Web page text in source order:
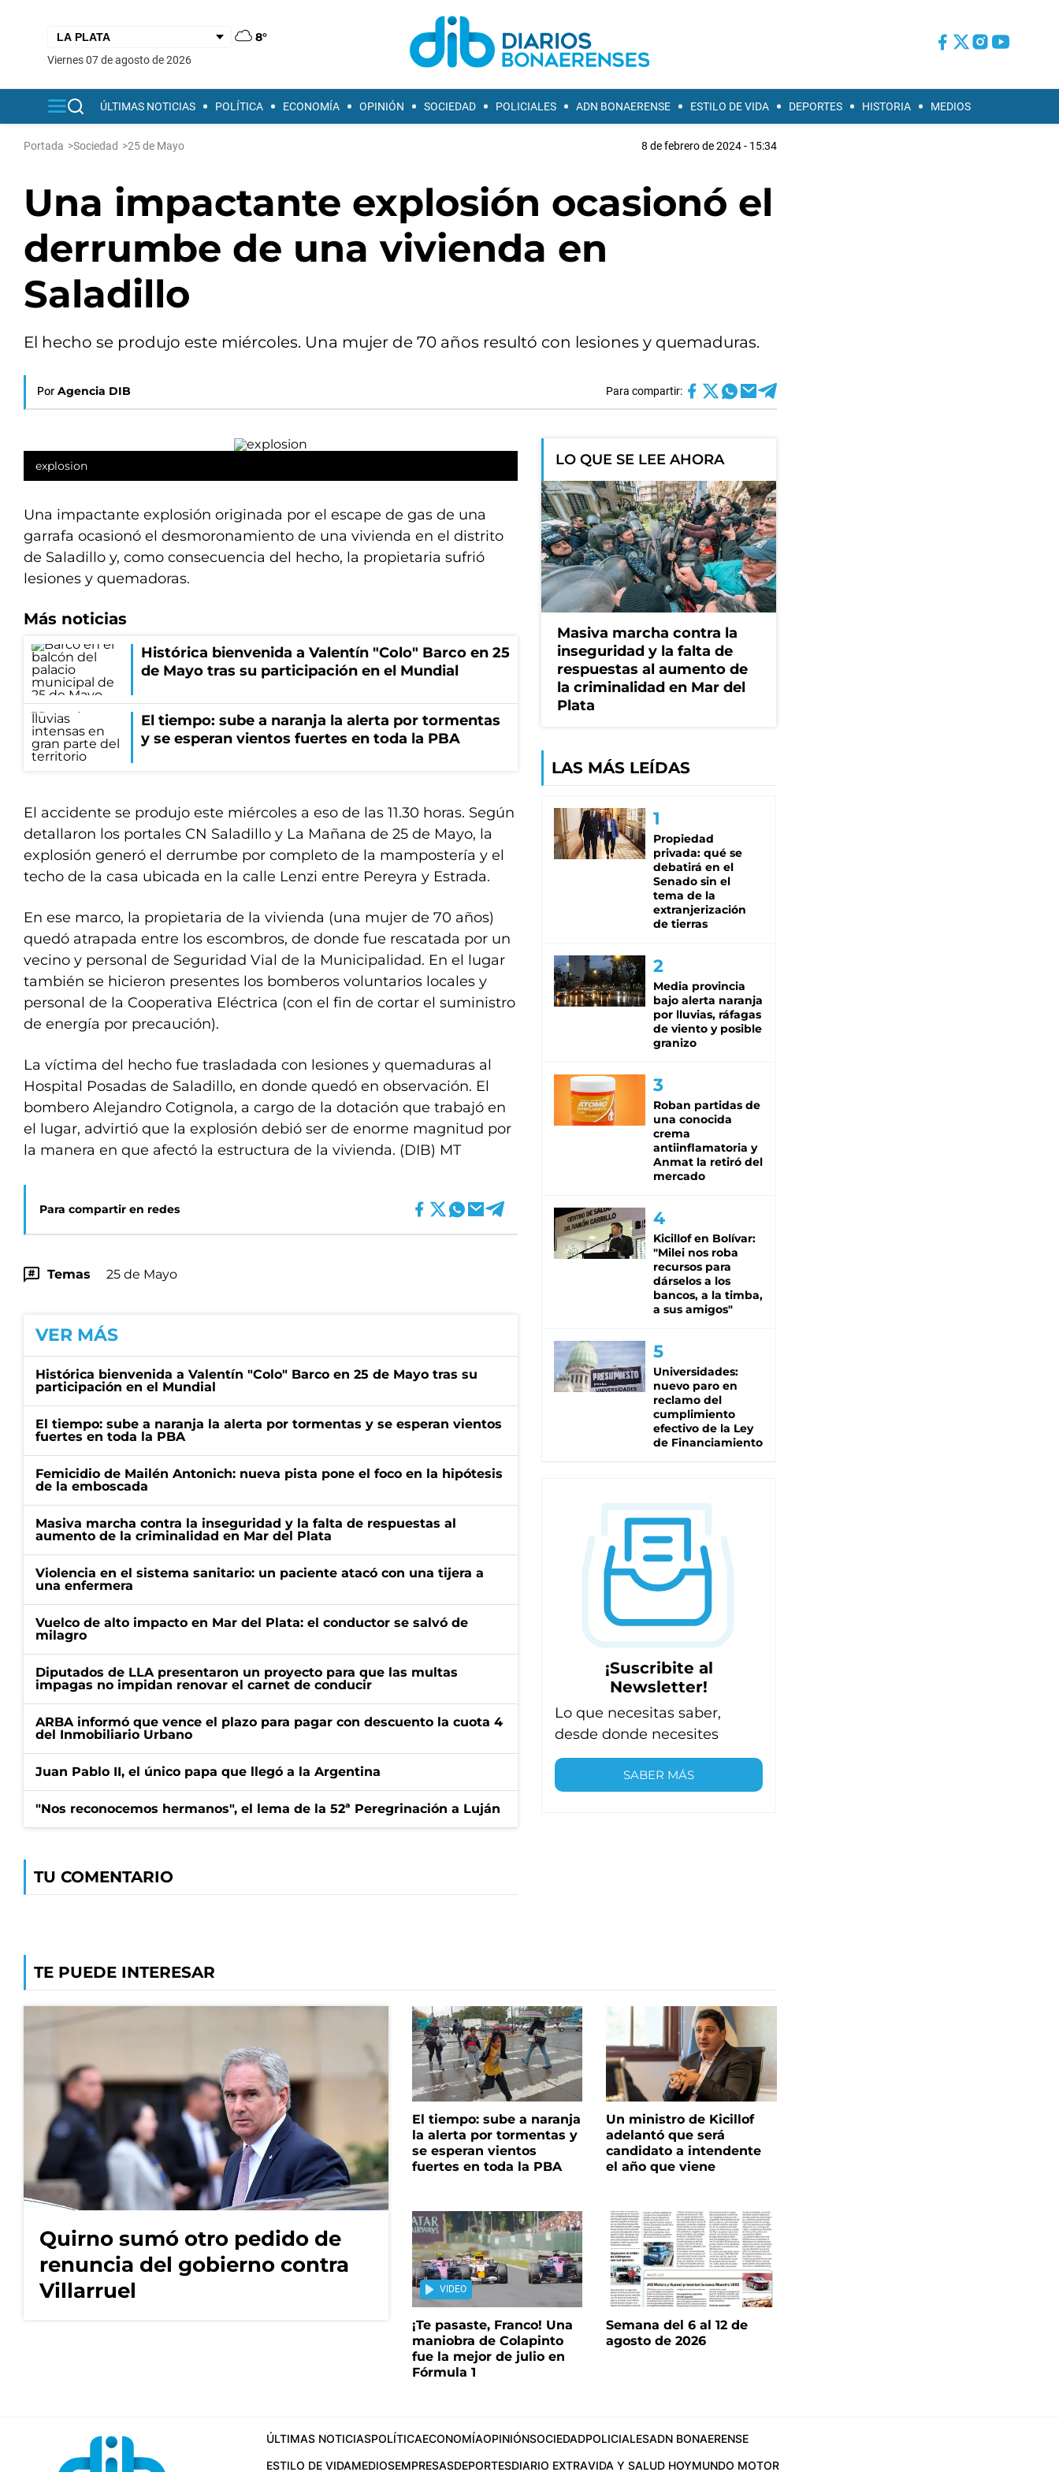
8°
viernes 07 de agosto de 2026
ÚLTIMAS NOTICIAS POLÍTICA ECONOMÍA OPINIÓN SOCIEDAD POLICIALES ADN BONAERENSE ESTILO DE VIDA DEPORTES HISTORIA MEDIOS
Portada >Sociedad >25 de Mayo 8 de febrero de 2024 - 15:34
Una impactante explosión ocasionó el
derrumbe de una vivienda en
Saladillo
El hecho se produjo este miércoles. Una mujer de 70 años resultó con lesiones y quemaduras.
Por Agencia DIB Para compartir:
explosion
Una impactante explosión originada por el escape de gas de una
garrafa ocasionó el desmoronamiento de una vivienda en el distrito
de Saladillo y, como consecuencia del hecho, la propietaria sufrió
lesiones y quemadoras.
Más noticias
Histórica bienvenida a Valentín "Colo" Barco en 25
de Mayo tras su participación en el Mundial
El tiempo: sube a naranja la alerta por tormentas
y se esperan vientos fuertes en toda la PBA
El accidente se produjo este miércoles a eso de las 11.30 horas. Según
detallaron los portales CN Saladillo y La Mañana de 25 de Mayo, la
explosión generó el derrumbe por completo de la mampostería y el
techo de la casa ubicada en la calle Lenzi entre Pereyra y Estrada.
En ese marco, la propietaria de la vivienda (una mujer de 70 años)
quedó atrapada entre los escombros, de donde fue rescatada por un
vecino y personal de Seguridad Vial de la Municipalidad. En el lugar
también se hicieron presentes los bomberos voluntarios locales y
personal de la Cooperativa Eléctrica (con el fin de cortar el suministro
de energía por precaución).
La víctima del hecho fue trasladada con lesiones y quemaduras al
Hospital Posadas de Saladillo, en donde quedó en observación. El
bombero Alejandro Cotignola, a cargo de la dotación que trabajó en
el lugar, advirtió que la explosión debió ser de enorme magnitud por
la manera en que afectó la estructura de la vivienda. (DIB) MT
Para compartir en redes
Temas 25 de Mayo
VER MÁS
Histórica bienvenida a Valentín "Colo" Barco en 25 de Mayo tras su
participación en el Mundial
El tiempo: sube a naranja la alerta por tormentas y se esperan vientos
fuertes en toda la PBA
Femicidio de Mailén Antonich: nueva pista pone el foco en la hipótesis
de la emboscada
Masiva marcha contra la inseguridad y la falta de respuestas al
aumento de la criminalidad en Mar del Plata
Violencia en el sistema sanitario: un paciente atacó con una tijera a
una enfermera
Vuelco de alto impacto en Mar del Plata: el conductor se salvó de
milagro
Diputados de LLA presentaron un proyecto para que las multas
impagas no impidan renovar el carnet de conducir
ARBA informó que vence el plazo para pagar con descuento la cuota 4
del Inmobiliario Urbano
Juan Pablo II, el único papa que llegó a la Argentina
"Nos reconocemos hermanos", el lema de la 52ª Peregrinación a Luján
TU COMENTARIO
LO QUE SE LEE AHORA
Masiva marcha contra la
inseguridad y la falta de
respuestas al aumento de
la criminalidad en Mar del
Plata
LAS MÁS LEÍDAS
Propiedad
privada: qué se
debatirá en el
Senado sin el
tema de la
extranjerización
de tierras
Media provincia
bajo alerta naranja
por lluvias, ráfagas
de viento y posible
granizo
Roban partidas de
una conocida
crema
antiinflamatoria y
Anmat la retiró del
mercado
Kicillof en Bolívar:
"Milei nos roba
recursos para
dárselos a los
bancos, a la timba,
a sus amigos"
Universidades:
nuevo paro en
reclamo del
cumplimiento
efectivo de la Ley
de Financiamiento
¡Suscribite al
Newsletter!
Lo que necesitas saber,
desde donde necesites
SABER MÁS
TE PUEDE INTERESAR
Quirno sumó otro pedido de
renuncia del gobierno contra
Villarruel
El tiempo: sube a naranja
la alerta por tormentas y
se esperan vientos
fuertes en toda la PBA
Un ministro de Kicillof
adelantó que será
candidato a intendente
el año que viene
VIDEO
¡Te pasaste, Franco! Una
maniobra de Colapinto
fue la mejor de julio en
Fórmula 1
Semana del 6 al 12 de
agosto de 2026
ÚLTIMAS NOTICIASPOLÍTICAECONOMÍAOPINIÓNSOCIEDADPOLICIALESADN BONAERENSE
ESTILO DE VIDAMEDIOSEMPRESASDEPORTESDIARIO EXTRAVIDA Y SALUD HOYMUNDO MOTOR